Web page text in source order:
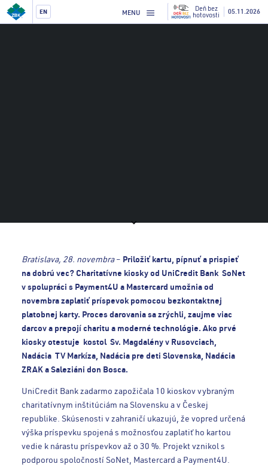
EN MENU
Deň bez
hotovosti 05.11.2026
Bratislava, 28. novembra– Priložiť kartu, pípnuť a prispieť
na dobrú vec? Charitatívne kiosky od UniCredit Bank SoNet
v spolupráci s Payment4U a Mastercard umožnia od
novembra zaplatiť príspevok pomocou bezkontaktnej
platobnej karty. Proces darovania sa zrýchli, zaujme viac
darcov a prepojí charitu a moderné technológie. Ako prvé
kiosky otestuje kostol Sv. Magdalény v Rusovciach,
Nadácia TV Markíza, Nadácia pre deti Slovenska, Nadácia
ZRAK a Saleziáni don Bosca.
UniCredit Bank zadarmo zapožičala 10 kioskov vybraným
charitatívnym inštitúciám na Slovensku a v Českej
republike. Skúsenosti v zahraničí ukazujú, že vopred určená
výška príspevku spojená s možnosťou zaplatiť ho kartou
vedie k nárastu príspevkov až o 30 %. Projekt vznikol s
podporou spoločností SoNet, Mastercard a Payment4U.